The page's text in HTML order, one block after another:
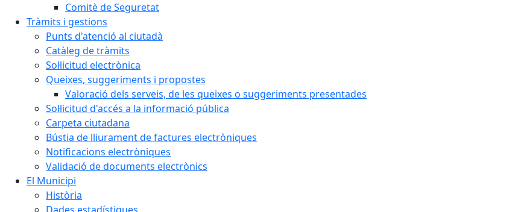
Comitè de Seguretat
Tràmits i gestions
Punts d'atenció al ciutadà
Catàleg de tràmits
Sol·licitud electrònica
Queixes, suggeriments i propostes
Valoració dels serveis, de les queixes o suggeriments presentades
Sol·licitud d'accés a la informació pública
Carpeta ciutadana
Bústia de lliurament de factures electròniques
Notificacions electròniques
Validació de documents electrònics
El Municipi
Història